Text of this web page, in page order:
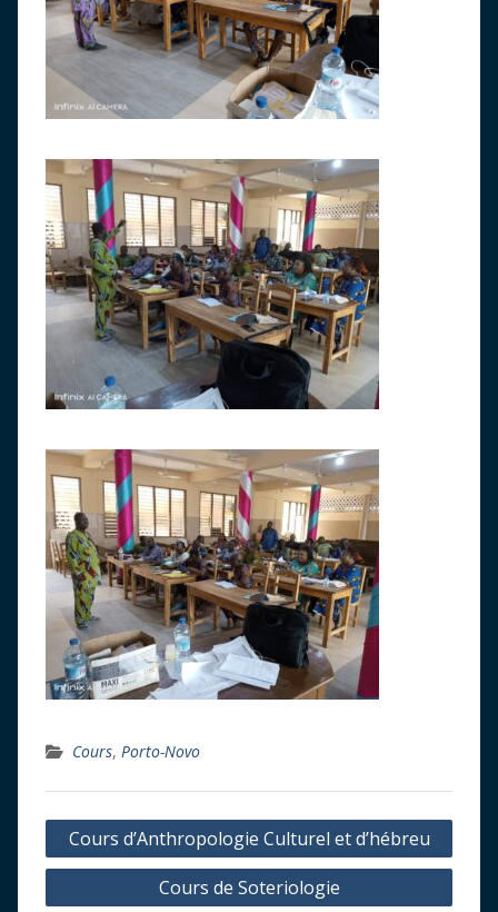
Cours, Porto-Novo
Navigation
de
Cours d’Anthropologie Culturel et d’hébreu
Cours de Soteriologie